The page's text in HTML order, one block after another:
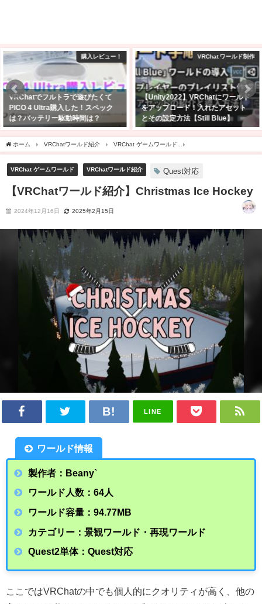
VRChat ワールド制作
【Unity2022】VRChatにワールド
をアップロード！入れたアセット
とその設定方法【Still Blue】
VRChatワールド紹介
【VRChat】10人以上の大人数で遊
びたいゲームワールド10選！！
2025年2月9日
ホーム VRChatワールド紹介 VRChat ゲームワールド
VRChat ゲームワールド VRChatワールド紹介 Quest対応
【VRChatワールド紹介】Christmas Ice Hockey
2024年12月16日 2025年2月15日
LINE
ワールド情報
製作者：Beany`
ワールド人数：64人
ワールド容量：94.77MB
カテゴリー：景観ワールド・再現ワールド
Quest2単体：Quest対応
ここではVRChatの中でも個人的にクオリティが高く、他の